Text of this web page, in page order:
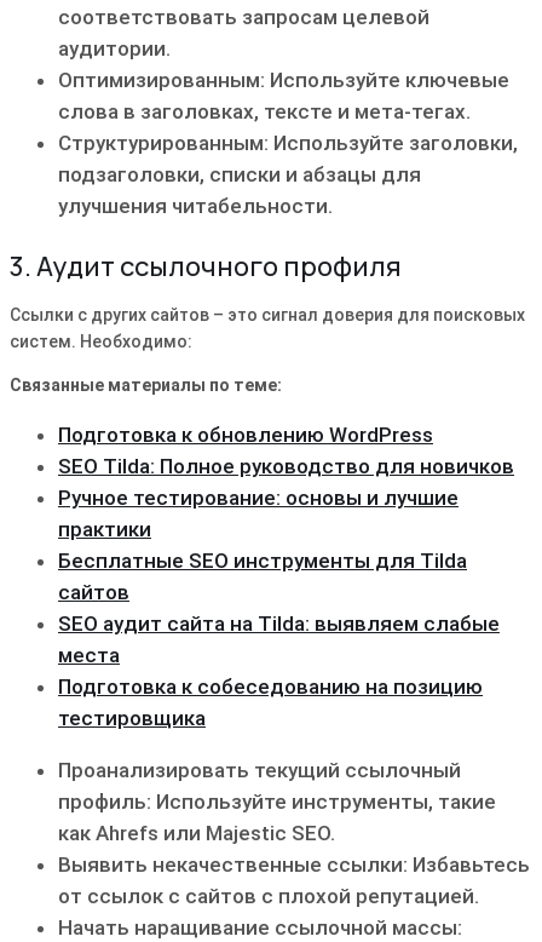
соответствовать запросам целевой
аудитории.
Оптимизированным: Используйте ключевые
слова в заголовках, тексте и мета-тегах.
Структурированным: Используйте заголовки,
подзаголовки, списки и абзацы для
улучшения читабельности.
3. Аудит ссылочного профиля
Ссылки с других сайтов – это сигнал доверия для поисковых
систем. Необходимо:
Связанные материалы по теме:
Подготовка к обновлению WordPress
SEO Tilda: Полное руководство для новичков
Ручное тестирование: основы и лучшие
практики
Бесплатные SEO инструменты для Tilda
сайтов
SEO аудит сайта на Tilda: выявляем слабые
места
Подготовка к собеседованию на позицию
тестировщика
Проанализировать текущий ссылочный
профиль: Используйте инструменты, такие
как Ahrefs или Majestic SEO.
Выявить некачественные ссылки: Избавьтесь
от ссылок с сайтов с плохой репутацией.
Начать наращивание ссылочной массы: